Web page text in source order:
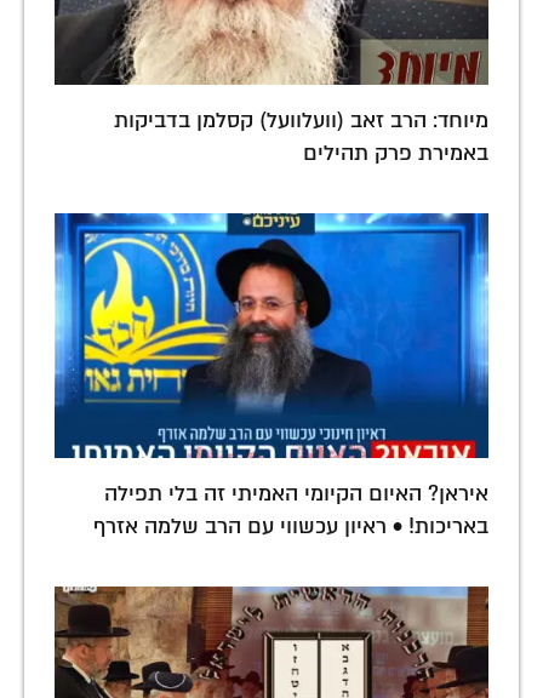
מיוחד: הרב זאב (וועלוועל) קסלמן בדביקות
באמירת פרק תהילים
איראן? האיום הקיומי האמיתי זה בלי תפילה
באריכות! • ראיון עכשווי עם הרב שלמה אזרף